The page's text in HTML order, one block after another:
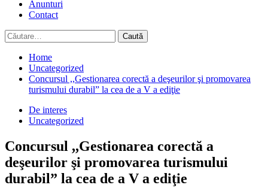
Anunturi
Contact
Caută
după:
Home
Uncategorized
Concursul ,,Gestionarea corectă a deşeurilor şi promovarea
turismului durabil” la cea de a V a ediţie
De interes
Uncategorized
Concursul ,,Gestionarea corectă a
deşeurilor şi promovarea turismului
durabil” la cea de a V a ediţie